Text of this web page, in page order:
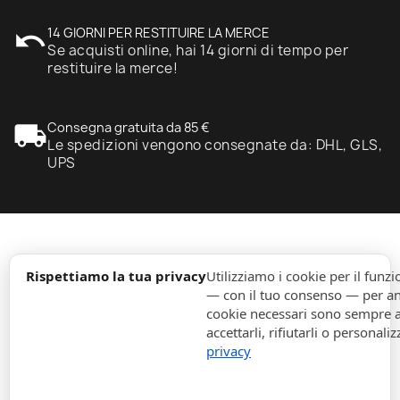
Rispettiamo la tua privacyUtilizziamo i cookie per il
— con il tuo consenso — per
cookie necessari sono
accettarli, rifiutarli o
privacy
undo14 GIORNI PER RESTITUIRE LA MERCE
Se acquisti online, hai 14 giorni di tempo per
restituire la merce!
local_shippingConsegna gratuita da 85 €
Le spedizioni vengono consegnate da: DHL, GLS,
UPS
expand_more
expand_more